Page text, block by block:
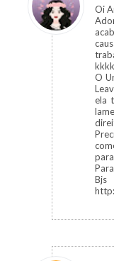
Oi
O
ela
Bjs